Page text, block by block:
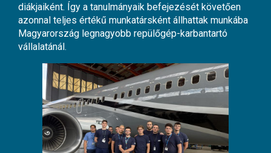
diákjaiként. Így a tanulmányaik befejezését követően
azonnal teljes értékű munkatársként állhattak munkába
Magyarország legnagyobb repülőgép-karbantartó
vállalatánál.